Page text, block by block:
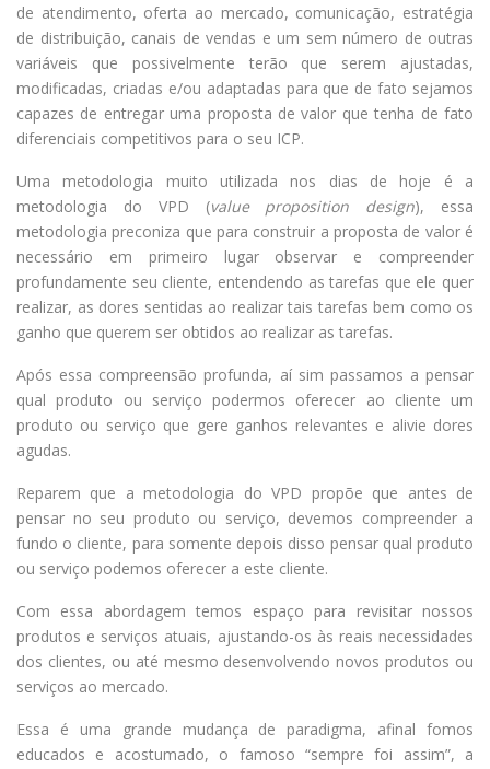
de atendimento, oferta ao mercado, comunicação, estratégia
de distribuição, canais de vendas e um sem número de outras
variáveis que possivelmente terão que serem ajustadas,
modificadas, criadas e/ou adaptadas para que de fato sejamos
capazes de entregar uma proposta de valor que tenha de fato
diferenciais competitivos para o seu ICP.
Uma metodologia muito utilizada nos dias de hoje é a
metodologia do VPD (value proposition design), essa
metodologia preconiza que para construir a proposta de valor é
necessário em primeiro lugar observar e compreender
profundamente seu cliente, entendendo as tarefas que ele quer
realizar, as dores sentidas ao realizar tais tarefas bem como os
ganho que querem ser obtidos ao realizar as tarefas.
Após essa compreensão profunda, aí sim passamos a pensar
qual produto ou serviço podermos oferecer ao cliente um
produto ou serviço que gere ganhos relevantes e alivie dores
agudas.
Reparem que a metodologia do VPD propõe que antes de
pensar no seu produto ou serviço, devemos compreender a
fundo o cliente, para somente depois disso pensar qual produto
ou serviço podemos oferecer a este cliente.
Com essa abordagem temos espaço para revisitar nossos
produtos e serviços atuais, ajustando-os às reais necessidades
dos clientes, ou até mesmo desenvolvendo novos produtos ou
serviços ao mercado.
Essa é uma grande mudança de paradigma, afinal fomos
educados e acostumado, o famoso “sempre foi assim”, a